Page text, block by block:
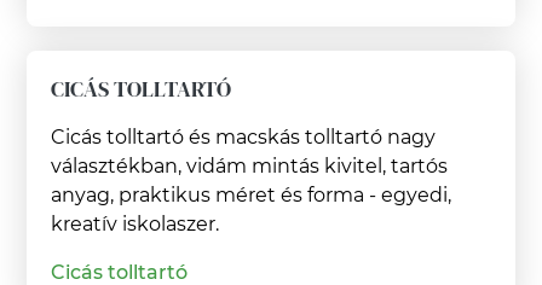
CICÁS TOLLTARTÓ
Cicás tolltartó és macskás tolltartó nagy
választékban, vidám mintás kivitel, tartós
anyag, praktikus méret és forma - egyedi,
kreatív iskolaszer.
Cicás tolltartó